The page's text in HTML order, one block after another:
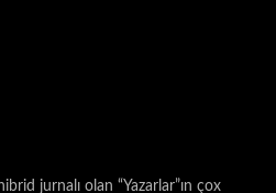
jurnalı olan “Yazarlar”ın çox